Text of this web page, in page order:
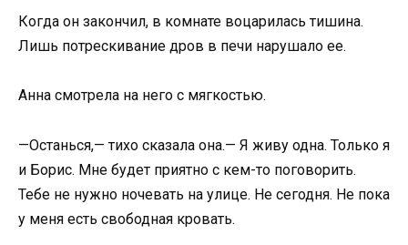
Когда он закончил, в комнате воцарилась тишина.
Лишь потрескивание дров в печи нарушало ее.
Анна смотрела на него с мягкостью.
—Останься,— тихо сказала она.— Я живу одна. Только я
и Борис. Мне будет приятно с кем-то поговорить.
Тебе не нужно ночевать на улице. Не сегодня. Не пока
у меня есть свободная кровать.